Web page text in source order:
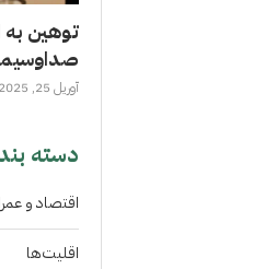
توهین
آوریل 25, 2025
دسته
اقتصاد و
اقلیت‌ها